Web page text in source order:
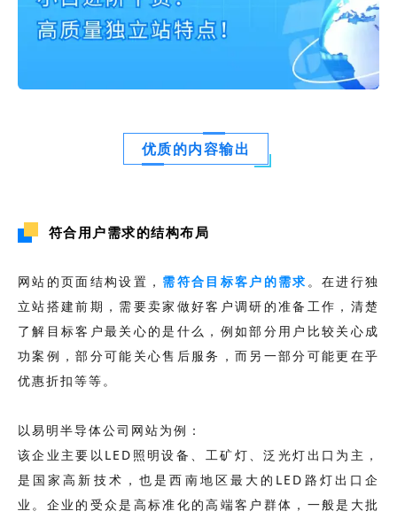
优质的内容输出
符合用户需求的结构布局
网站的页面结构设置， 需符合目标客户的需求 。在进行独
立站搭建前期，需要卖家做好客户调研的准备工作，清楚
了解目标客户最关心的是什么，例如部分用户比较关心成
功案例，部分可能关心售后服务，而另一部分可能更在乎
优惠折扣等等。
以易明半导体公司网站为例：
该企业主要以LED照明设备、工矿灯、泛光灯出口为主，
是国家高新技术，也是西南地区最大的LED路灯出口企
业。企业的受众是高标准化的高端客户群体，一般是大批